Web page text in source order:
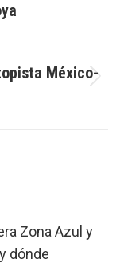
México-
Zona Azul y
dónde